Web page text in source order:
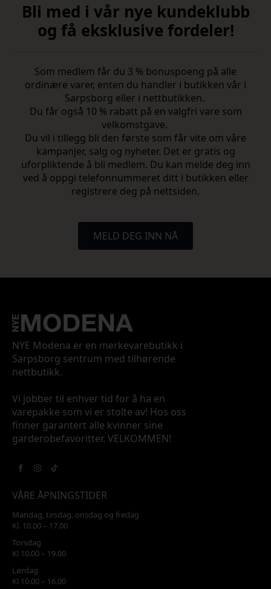
Bli med i vår nye kundeklubb
og få eksklusive fordeler!
Som medlem får du 3 % bonuspoeng på alle
ordinære varer, enten du handler i butikken vår i
Sarpsborg eller i nettbutikken.
Du får også 10 % rabatt på en valgfri vare som
velkomstgave.
Du vil i tillegg bli den første som får vite om våre
kampanjer, salg og nyheter. Det er gratis og
uforpliktende å bli medlem. Du kan melde deg inn
ved å oppgi telefonnummeret ditt i butikken eller
registrere deg på nettsiden.
MELD DEG INN NÅ
NYE Modena er en merkevarebutikk i
Sarpsborg sentrum med tilhørende
nettbutikk.
Vi jobber til enhver tid for å ha en
varepakke som vi er stolte av! Hos oss
finner garantert alle kvinner sine
garderobefavoritter. VELKOMMEN!
VÅRE ÅPNINGSTIDER
Mandag, tirsdag, onsdag og fredag
Kl. 10.00 – 17.00
Torsdag
Kl 10.00 – 19.00
Lørdag
Kl 10.00 – 16.00